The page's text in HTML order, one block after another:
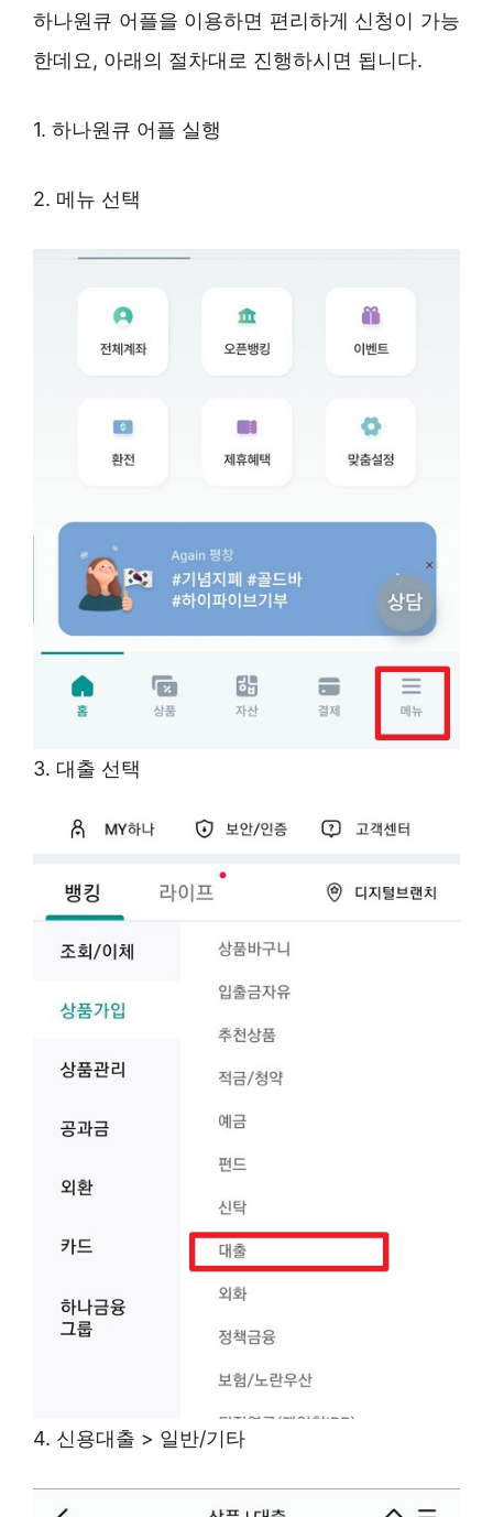
하나원큐 어플을 이용하면 편리하게 신청이 가능
한데요, 아래의 절차대로 진행하시면 됩니다.
1. 하나원큐 어플 실행
2. 메뉴 선택
3. 대출 선택
4. 신용대출 > 일반/기타